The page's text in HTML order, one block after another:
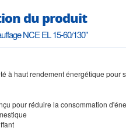
du produit
NCE EL 15-60/130"
à haut rendement énergétique pour
pour réduire la consommation